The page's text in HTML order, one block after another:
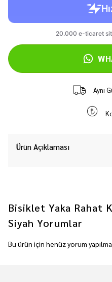
Aynı
Ürün Açıklaması
Bisiklet Yaka Rahat
Siyah Yorumlar
Bu ürün için henüz yorum